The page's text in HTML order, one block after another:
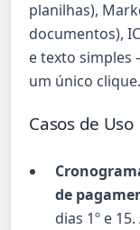
planilhas),
documentos),
e texto simples
um único clique.
Casos de Uso
de
dias 1º e